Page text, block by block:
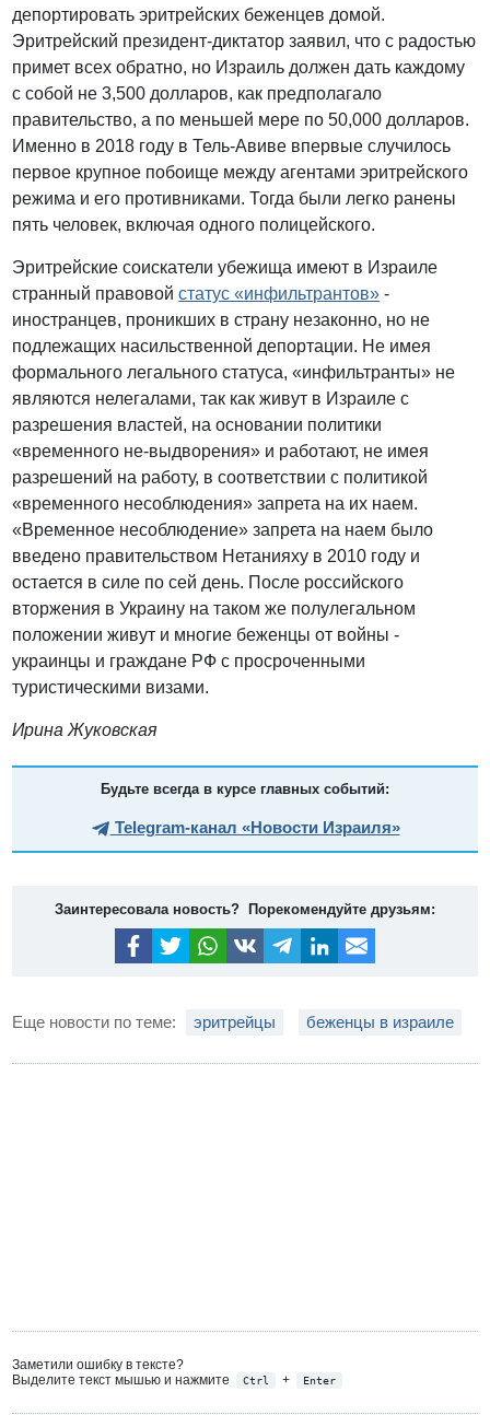
депортировать эритрейских беженцев домой.
Эритрейский президент-диктатор заявил, что с радостью
примет всех обратно, но Израиль должен дать каждому
с собой не 3,500 долларов, как предполагало
правительство, а по меньшей мере по 50,000 долларов.
Именно в 2018 году в Тель-Авиве впервые случилось
первое крупное побоище между агентами эритрейского
режима и его противниками. Тогда были легко ранены
пять человек, включая одного полицейского.
Эритрейские соискатели убежища имеют в Израиле
странный правовойстатус «инфильтрантов» -
иностранцев, проникших в страну незаконно, но не
подлежащих насильственной депортации. Не имея
формального легального статуса, «инфильтранты» не
являются нелегалами, так как живут в Израиле с
разрешения властей, на основании политики
«временного не-выдворения» и работают, не имея
разрешений на работу, в соответствии с политикой
«временного несоблюдения» запрета на их наем.
«Временное несоблюдение» запрета на наем было
введено правительством Нетанияху в 2010 году и
остается в силе по сей день. После российского
вторжения в Украину на таком же полулегальном
положении живут и многие беженцы от войны -
украинцы и граждане РФ с просроченными
туристическими визами.
Ирина Жуковская
Будьте всегда в курсе главных событий:
Telegram-канал «Новости Израиля»
Заинтересовала новость? Порекомендуйте друзьям:
Еще новости по теме: эритрейцы беженцы в израиле
Заметили ошибку в тексте?
Выделите текст мышью и нажмите
Ctrl + Enter